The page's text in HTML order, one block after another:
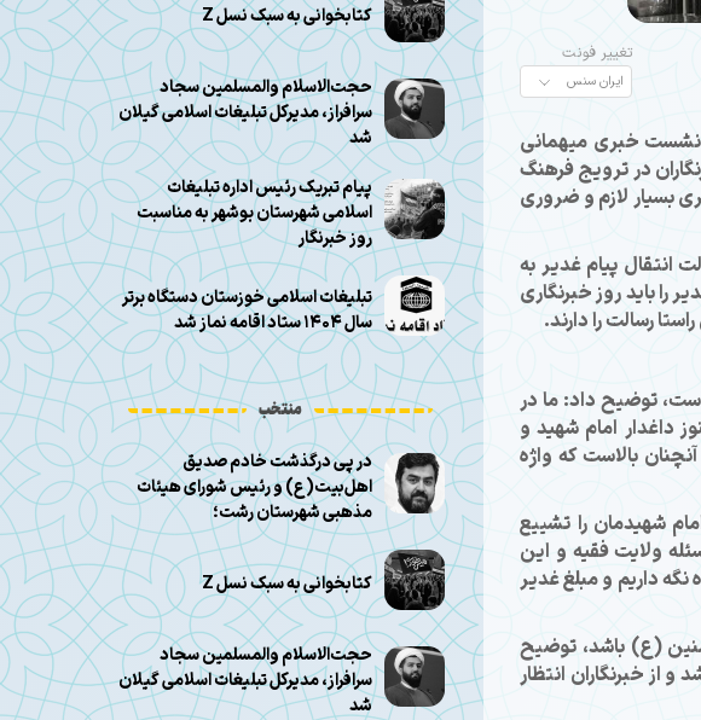
تغییر فونت
نشست خبری میهمانی
در ترویج فرهنگ
بسیار لازم و ضروری
انتقال پیام غدیر به
را باید روز خبرنگاری
رسالت را دارند.
توضیح داد: ما در
داغدار امام شهید و
بالاست که واژه
شهیدمان را تشییع
ولایت فقیه و این
داریم و مبلغ غدیر
(ع) باشد، توضیح
از خبرنگاران انتظار
کتابخوانی به سبک نسل Z
حجت‌الاسلام والمسلمین سجاد
سرافراز، مدیرکل تبلیغات اسلامی گیلان
شد
پیام تبریک رئیس اداره تبلیغات
اسلامی شهرستان بوشهر به مناسبت
روز خبرنگار
تبلیغات اسلامی خوزستان دستگاه برتر
سال ۱۴۰۴ ستاد اقامه نماز شد
منتخب
در پی درگذشت خادم صدیق
اهل‌بیت(ع) و رئیس شورای هیئات
مذهبی شهرستان رشت؛
کتابخوانی به سبک نسل Z
حجت‌الاسلام والمسلمین سجاد
سرافراز، مدیرکل تبلیغات اسلامی گیلان
شد